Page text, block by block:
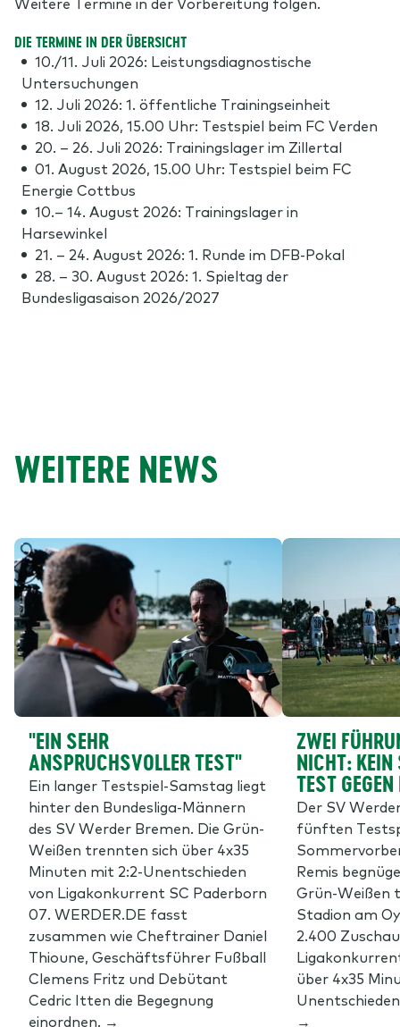
DIE TERMINE IN DER ÜBERSICHT
10./11. Juli 2026: Leistungsdiagnostische
Untersuchungen
12. Juli 2026: 1. öffentliche Trainingseinheit
18. Juli 2026, 15.00 Uhr: Testspiel beim FC Verden
20. – 26. Juli 2026: Trainingslager im Zillertal
01. August 2026, 15.00 Uhr: Testspiel beim FC
Energie Cottbus
10.– 14. August 2026: Trainingslager in
Harsewinkel
21. – 24. August 2026: 1. Runde im DFB-Pokal
28. – 30. August 2026: 1. Spieltag der
Bundesligasaison 2026/2027
WEITERE NEWS
"EIN SEHR
ANSPRUCHSVOLLER TEST"
Ein langer Testspiel-Samstag liegt
hinter den Bundesliga-Männern
des SV Werder Bremen. Die Grün-
Weißen trennten sich über 4x35
Minuten mit 2:2-Unentschieden
von Ligakonkurrent SC Paderborn
07. WERDER.DE fasst
zusammen wie Cheftrainer Daniel
Thioune, Geschäftsführer Fußball
Clemens Fritz und Debütant
Cedric Itten die Begegnung
einordnen. →
ZWEI
NICHT:
TEST
Der SV
fünften
Remis
Grün-Weißen
Stadion am
2.400
über 4x35
→